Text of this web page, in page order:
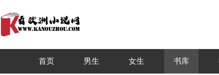
首页 男生 女生 书库